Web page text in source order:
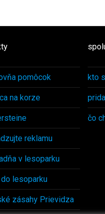
pomôcok
na korze
reklamu
v lesoparku
lesoparku
zásahy Prievidza
kto
čo